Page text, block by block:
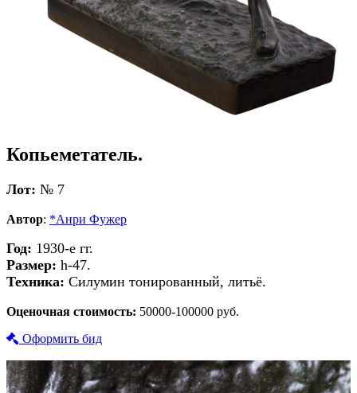
Копьеметатель.
Лот: № 7
Автор: *Анри Фужер
Год: 1930-е гг.
Размер: h-47.
Техника: Силумин тонированный, литьё.
Оценочная стоимость: 50000-100000 руб.
Оформить бид